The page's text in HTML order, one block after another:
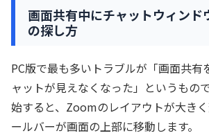
画面共有中にチャットウィンド
の探し方
PC版で最も多いトラブルが「画面共有
ャットが見えなくなった」というもの
始すると、Zoomのレイアウトが大き
ールバーが画面の上部に移動します。